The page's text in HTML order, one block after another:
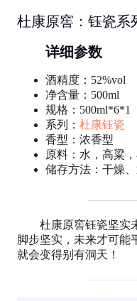
杜康原窖：钰瓷系
详细参数
酒精度：52%vol
净含量：500ml
规格：500ml*6*1
系列： 杜康钰瓷
香型：浓香型
原料：水，高粱
储存方法：干燥
杜康原窖钰瓷坚实
脚步坚实，未来才可能
就会变得别有洞天！